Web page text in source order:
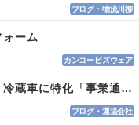
ブログ・物流川柳
ォーム
カンコービズウェア
ヘイワオートサービス 冷凍・冷蔵車に特化「事業通じ貢献目指す」
ブログ・運送会社